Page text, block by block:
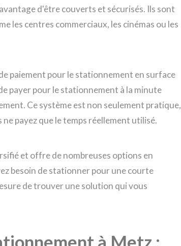
d'être couverts et sécurisés. Ils sont
les centres commerciaux, les cinémas ou les
paiement pour le stationnement en surface
payer pour le stationnement à la minute
Ce système est non seulement pratique,
payez que le temps réellement utilisé.
et offre de nombreuses options en
besoin de stationner pour une courte
de trouver une solution qui vous
à Metz :